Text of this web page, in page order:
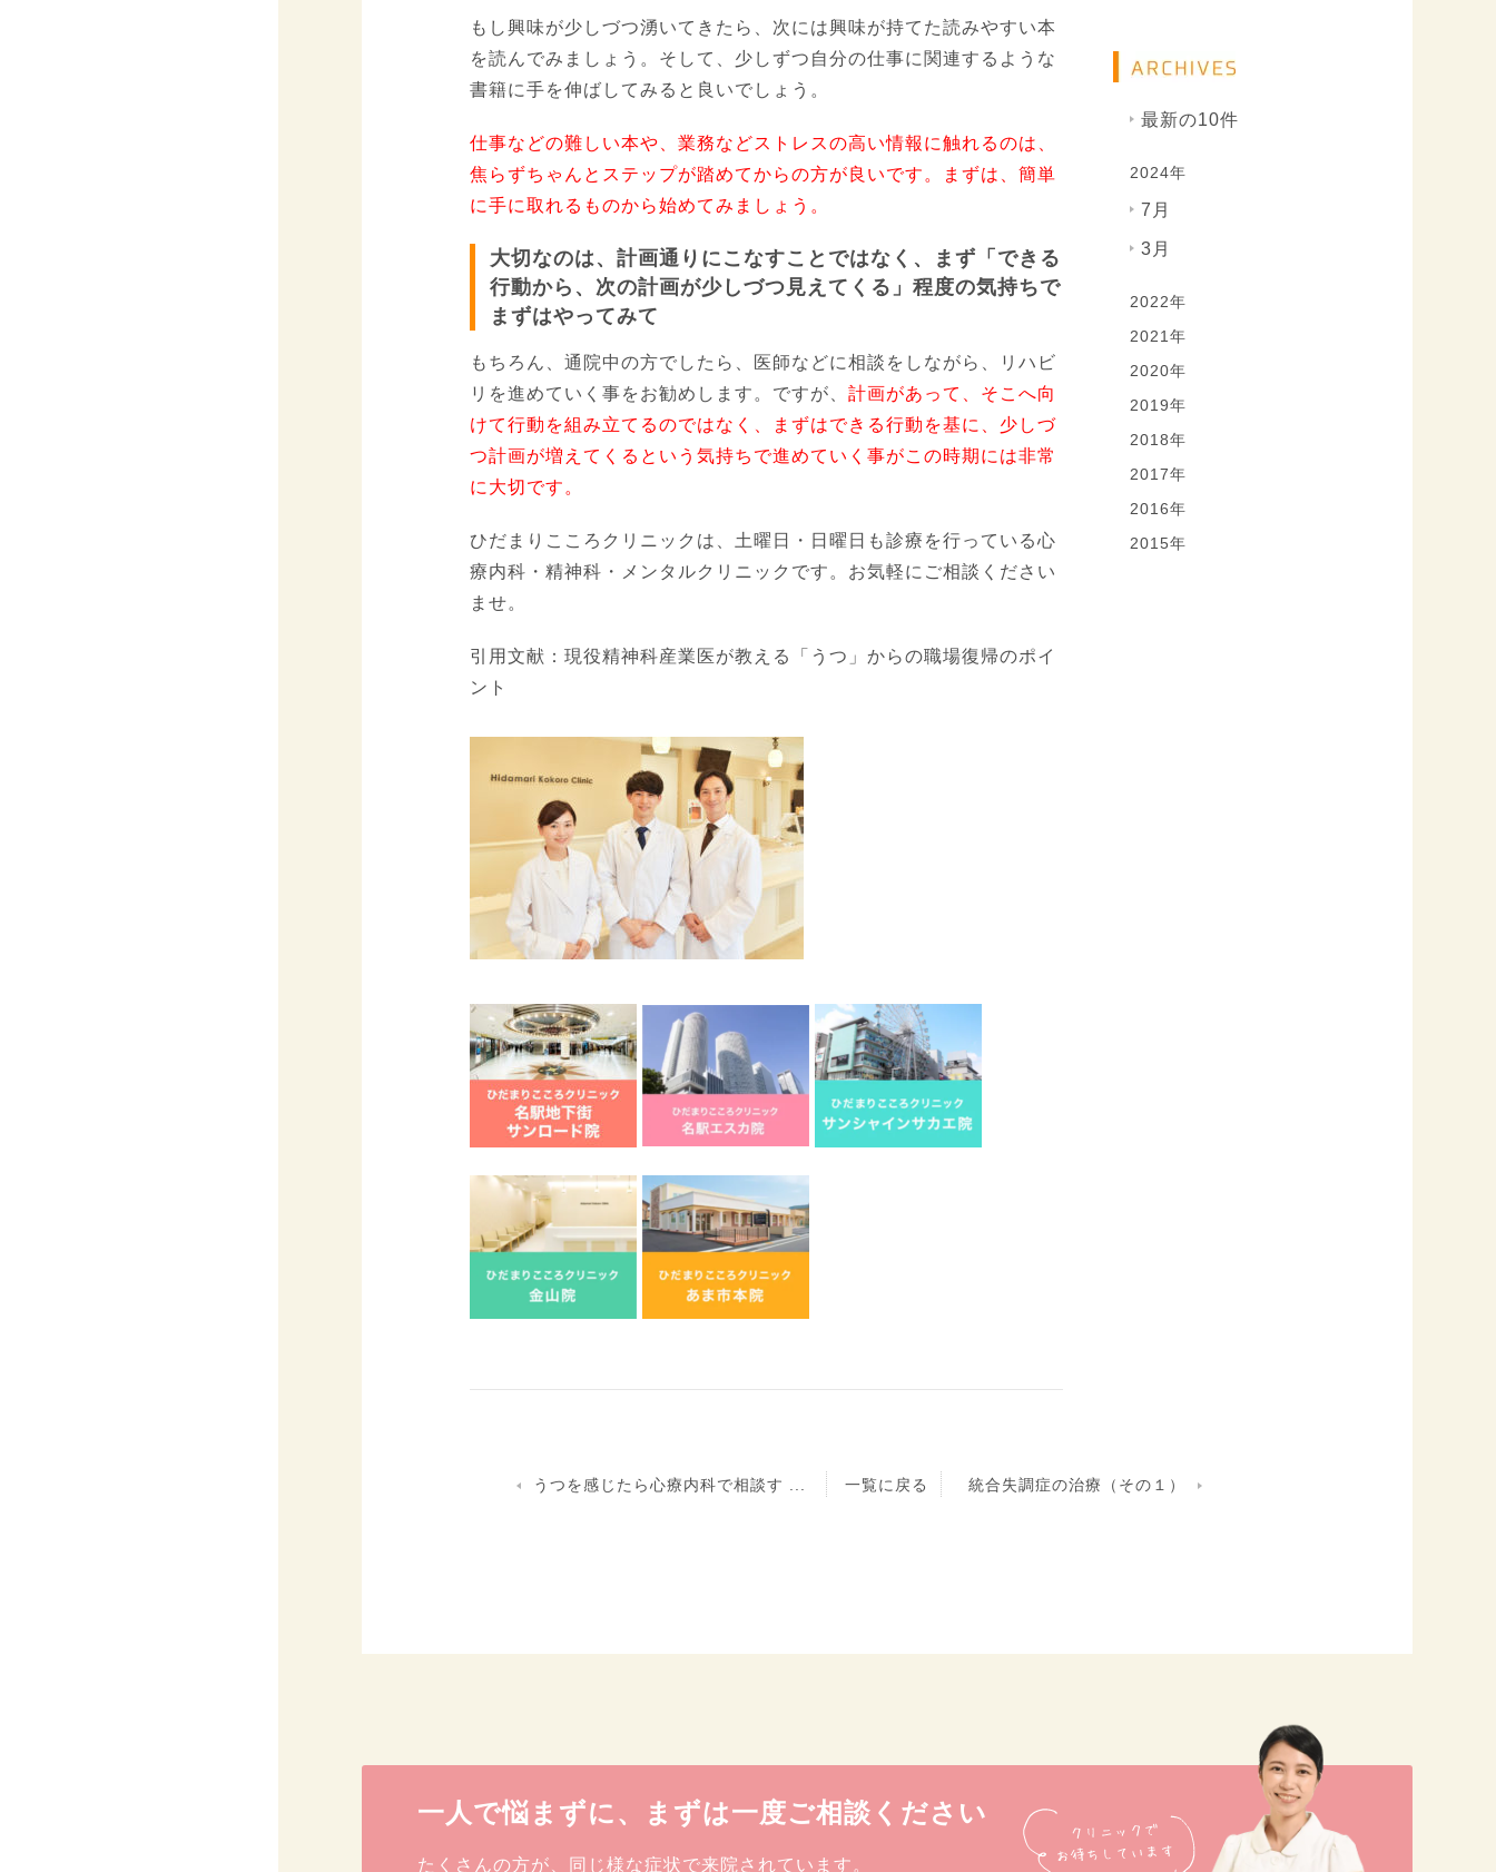
もし興味が少しづつ湧いてきたら、 次には興味が持てた読みやすい本
を読んでみましょう。そして、少しずつ自分の仕事に関連するような
書籍に手を伸ばしてみると良いでしょう。
仕事などの難しい本や、業務などストレスの高い情報に触れるのは、
焦らずちゃんとステップが踏めてからの方が良いです。まずは、簡単
に手に取れるものから始めてみましょう。
大切なのは、計画通りにこなすことではなく、まず「できる
行動から、次の計画が少しづつ見えてくる」程度の気持ちで
まずはやってみて
もちろん、通院中の方でしたら、医師などに相談をしながら、リハビ
リを進めていく事をお勧めします。ですが、 計画があって、そこへ向
けて行動を組み立てるのではなく、まずはできる行動を基に、少しづ
つ計画が増えてくるという気持ちで進めていく事がこの時期には非常
に大切です。
ひだまりこころクリニックは、土曜日・日曜日も診療を行っている心
療内科・精神科・メンタルクリニックです。お気軽にご相談ください
ませ。
引用文献：現役精神科産業医が教える「うつ」からの職場復帰のポイ
ント
最新の10件
2024年
7月
3月
2022年
2021年
2020年
2019年
2018年
2017年
2016年
2015年
うつを感じたら心療内科で相談す ... 一覧に戻る 統合失調症の治療（その１）
一人で悩まずに、まずは一度ご相談ください
たくさんの方が、同じ様な症状で来院されています。